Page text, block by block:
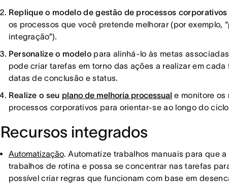
Replique o modelo de gestão de processos corporativos
os processos que você pretende melhorar (por exemplo,
integração”).
Personalize o modelo para alinhá-lo às metas
pode criar tarefas em torno das ações a realizar em
datas de conclusão e status.
Realize o seu plano de melhoria processual e monitore os
processos corporativos para orientar-se ao longo do
Recursos integrados
Automatização. Automatize trabalhos manuais para que
trabalhos de rotina e possa se concentrar nas tarefas
possível criar regras que funcionam com base em